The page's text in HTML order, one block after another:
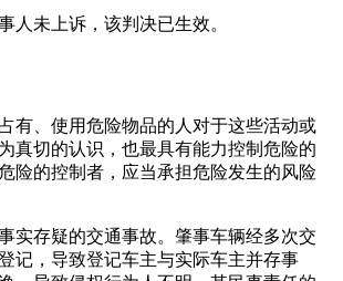
人未上诉，该判决已生效。
有、使用危险物品的人对于这些活动或
真切的认识，也最具有能力控制危险的
险的控制者，应当承担危险发生的风险
实存疑的交通事故。肇事车辆经多次交
记，导致登记车主与实际车主并存事